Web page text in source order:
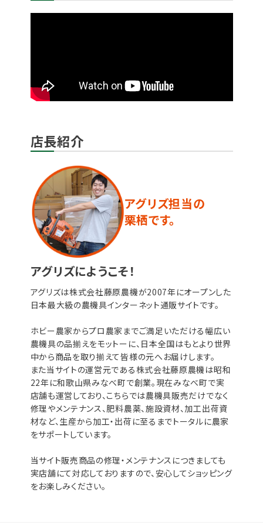
店長紹介
アグリズ担当の
栗栖です。
アグリズにようこそ！
アグリズは株式会社藤原農機が2007年にオープンした
日本最大級の農機具インターネット通販サイトです。
ホビー農家からプロ農家までご満足いただける幅広い
農機具の品揃えをモットーに、日本全国はもとより世界
中から商品を取り揃えて皆様の元へお届けします。
また当サイトの運営元である株式会社藤原農機は昭和
22年に和歌山県みなべ町で創業。現在みなべ町で実
店舗も運営しており、こちらでは農機具販売だけでなく
修理やメンテナンス、肥料農薬、施設資材、加工出荷資
材など、生産から加工・出荷に至るまでトータルに農家
をサポートしています。
当サイト販売商品の修理・メンテナンスにつきましても
実店舗にて対応しておりますので、安心してショッピング
をお楽しみください。